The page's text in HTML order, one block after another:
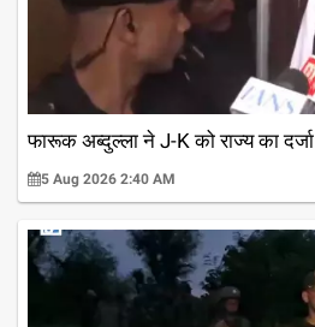
फारूक अब्दुल्ला ने J-K को राज्य का
5 Aug 2026 2:40 AM